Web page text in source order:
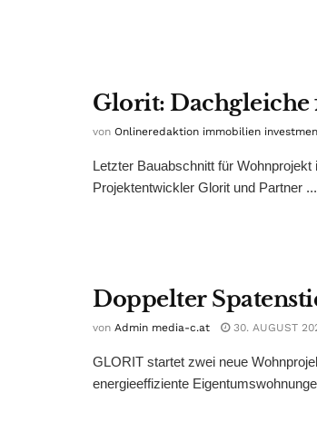
Glorit: Dachgleiche
von Onlineredaktion immobilien
Letzter Bauabschnitt für
Projektentwickler Glorit und Partner ...
Doppelter
von Admin media-c.at 30. AUGUST
GLORIT startet zwei neue
energieeffiziente